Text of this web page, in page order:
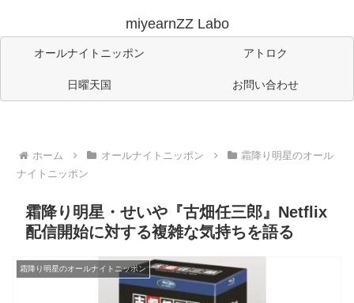
miyearnZZ Labo
オールナイトニッポン アトロク
日曜天国 お問い合わせ
ホーム オールナイトニッポン
霜降り明星のオール
ナイトニッポン
霜降り明星・せいや『古畑任三郎』Netflix
配信開始に対する複雑な気持ちを語る
霜降り明星のオールナイトニッポン